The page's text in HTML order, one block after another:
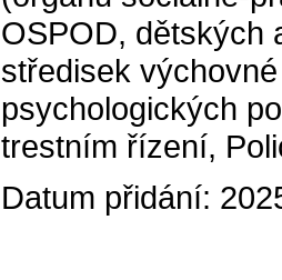
OSPOD, dětských
středisek
psychologických
trestním řízení,
Datum přidání: